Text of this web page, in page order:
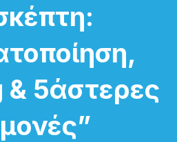
& 5άστερες